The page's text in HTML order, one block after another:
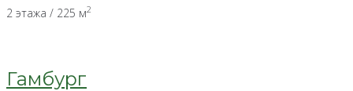
2 этажа / 225 м2
Гамбург